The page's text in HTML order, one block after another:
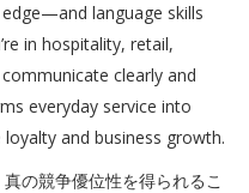
language skills
in hospitality, retail,
clearly and
everyday service into
and business growth.
の競争優位性を得られるこ